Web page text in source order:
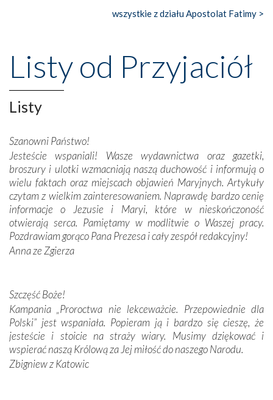
Nasze pielgrzymkowe wyprawy, których celem były
wznoszono na chwałę Bożą, na przykład – w podzięce za
Opatrznościową pomoc w wygranej bitwie o
niepodległość kraju. Zachwyt budziła potężna, a zarazem
misterna architektura tych monumentalnych dzieł,
wspaniałe zdobienia, dbałość ich twórców o detale,
budowniczych.
Podążyliśmy też śladami fatimskich wizjonerów – Łucji
dos Santos oraz świętych Hiacynty i Franciszka Marto.
Modliliśmy się przy ich grobach. Odprawiliśmy Drogę
Krzyżową w ich rodzinnych stronach, odwiedziliśmy
domy, w których żyli.
W miejscu objawień Matki Bożej zapaliliśmy świece
Podczas tej kilkudniowej wyprawy na każdym kroku
spotykaliśmy się z serdeczną otwartością
Portugalczyków. Podziwialiśmy ich ludową sztukę i
zwyczaje. Mimo że nasze kraje są od siebie bardzo
oddalone, w żaden sposób nie czuliśmy się obco.
Sprawiła to oczywiście sama Matka Boża, ale też
kulturowa bliskość biorąca swój początek w naszej
wszystkie z działu Apostolat Fatimy >
Listy od Przyjaciół
Listy
Szanowni Państwo!
Jesteście wspaniali! Wasze wydawnictwa oraz gazetki,
broszury i ulotki wzmacniają naszą duchowość i informują o
wielu faktach oraz miejscach objawień Maryjnych. Artykuły
czytam z wielkim zainteresowaniem. Naprawdę bardzo cenię
informacje o Jezusie i Maryi, które w nieskończoność
otwierają serca. Pamiętamy w modlitwie o Waszej pracy.
Pozdrawiam gorąco Pana Prezesa i cały zespół redakcyjny!
Anna ze Zgierza
Szczęść Boże!
Kampania „Proroctwa nie lekceważcie. Przepowiednie dla
Polski” jest wspaniała. Popieram ją i bardzo się cieszę, że
jesteście i stoicie na straży wiary. Musimy dziękować i
wspierać naszą Królową za Jej miłość do naszego Narodu.
Zbigniew z Katowic